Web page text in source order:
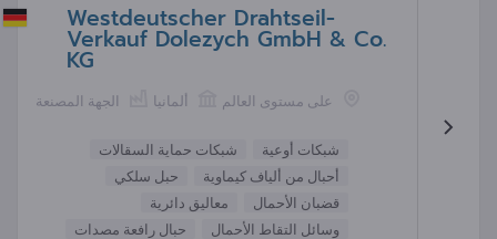
Westdeutscher Drahtseil-
Verkauf Dolezych GmbH & Co.
KG
الجهة المصنعة ألمانيا على مستوى العالم
شبكات أوعية
شبكات حماية السقالات
أحبال من ألياف كيماوية
حبل سلكي
قضبان الأحمال
معاليق دائرية
وسائل التقاط الأحمال
حبال رافعة مصدات